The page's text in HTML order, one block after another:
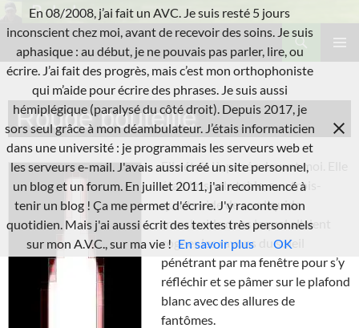
au
contenu
L'A.V.C.
Recherche
Rouge bouteille
Elle était là, posée devant moi. Elle
était là, sur la table, aux trois-
quarts vide de son liquide
translucide dans lequel allaient
cogner les rayons du soleil
pénétrant par ma fenêtre pour s’y
réfléchir et se pâmer sur le plafond
blanc avec des allures de
fantômes.
En 08/2008, j’ai fait un AVC. Je suis resté 5 jours
inconscient chez moi, avant de recevoir des soins. Je suis
aphasique : au début, je ne pouvais pas parler, lire, ou
écrire. J’ai fait des progrès, mais c’est mon orthophoniste
qui m’aide pour écrire des phrases. Je suis aussi
hémiplégique (paralysé du côté droit). Depuis 2017, je
sors seul grâce à mon déambulateur. J’étais informaticien
dans une université : je programmais les serveurs web et
les serveurs e-mail. J'avais aussi créé un site personnel,
un blog et un forum. En juillet 2011, j'ai recommencé à
tenir un blog ! Ça me permet d'écrire. J'y raconte mon
quotidien. Mais j'ai aussi écrit des textes très personnels
sur mon A.V.C., sur ma vie ! En savoir plus OK